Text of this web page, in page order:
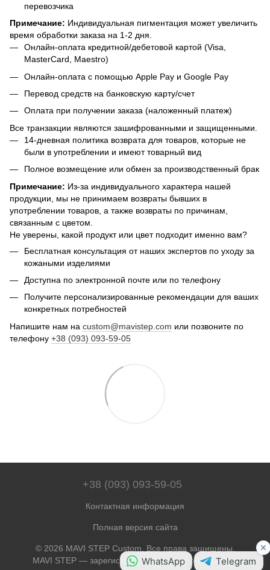
перевозчика
Примечание: Индивидуальная пигментация может увеличить
время обработки заказа на 1-2 дня.
Онлайн-оплата кредитной/дебетовой картой (Visa,
MasterCard, Maestro)
Онлайн-оплата с помощью Apple Pay и Google Pay
Перевод средств на банковскую карту/счет
Оплата при получении заказа (наложенный платеж)
Все транзакции являются зашифрованными и защищенными.
14-дневная политика возврата для товаров, которые не
были в употреблении и имеют товарный вид
Полное возмещение или обмен за производственный брак
Примечание: Из-за индивидуального характера нашей
продукции, мы не принимаем возвраты бывших в
употреблении товаров, а также возвраты по причинам,
связанным с цветом.
Не уверены, какой продукт или цвет подходит именно вам?
Бесплатная консультация от наших экспертов по уходу за
кожаными изделиями
Доступна по электронной почте или по телефону
Получите персонализированные рекомендации для ваших
конкретных потребностей
Напишите нам на custom@mavistep.com или позвоните по
телефону +38 (093) 093-59-05
+38 (093) 093-59-05
Контактная информация
Полная версия сайта
© 2026 MAVI STEP Custom. Все права защищены.
MAVI STEP — зарегистрированная торговая марка.